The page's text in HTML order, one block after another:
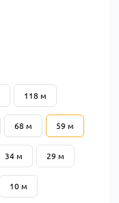
118 м
68 м 59 м
34 м 29 м
10 м